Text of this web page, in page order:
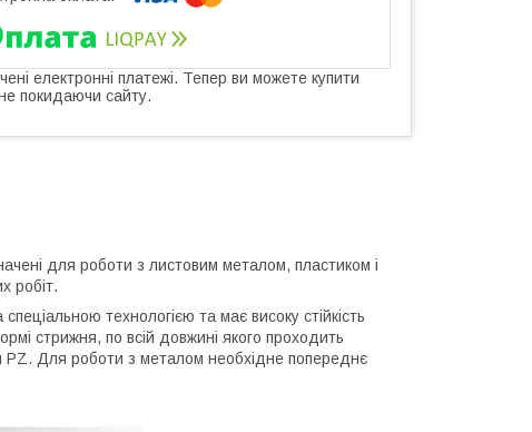
електронні платежі. Тепер ви можете купити
покидаючи сайту.
для роботи з листовим металом, пластиком і
робіт.
технологією та має високу стійкість
стрижня, по всій довжині якого проходить
PZ. Для роботи з металом необхідне попереднє